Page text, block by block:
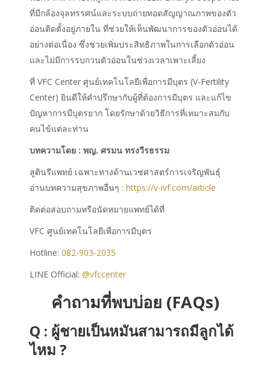
ที่มีกล้องจุลทรรศน์และระบบถ่ายทอดสัญญาณภาพของตัว
อ่อนติดตั้งอยู่ภายใน ที่ช่วยให้เห็นพัฒนาการของตัวอ่อนได้
อย่างต่อเนื่อง ซึ่งช่วยเพิ่มประสิทธิภาพในการเลือกตัวอ่อน
และไม่มีการรบกวนตัวอ่อนในช่วงเวลาเพาะเลี้ยง
ที่ VFC Center ศูนย์เทคโนโลยีเพื่อการมีบุตร (V-Fertility
Center) ยินดีให้คำปรึกษากับผู้ที่ต้องการมีบุตร และแก้ไข
ปัญหาการมีบุตรยาก โดยรักษาด้วยวิธีการที่เหมาะสมกับ
คนไข้แต่ละท่าน
บทความโดย : พญ. ศรมน ทรงวีรธรรม
สูตินรีแพทย์ เฉพาะทางด้านเวชศาสตร์การเจริญพันธุ์
อ่านบทความสุขภาพอื่นๆ : https://v-ivf.com/article
ติดต่อสอบถามหรือนัดหมายแพทย์ได้ที่
VFC ศูนย์เทคโนโลยีเพื่อการมีบุตร
Hotline: 082-903-2035
LINE Official: @vfccenter
คำถามที่พบบ่อย (FAQs)
Q : ผู้ชายเป็นหมันสามารถมีลูกได้
ไหม ?